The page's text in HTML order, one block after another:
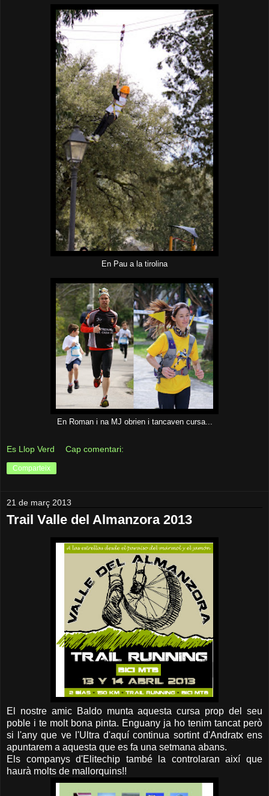
En Pau a la tirolina
En Roman i na MJ obrien i tancaven cursa...
Es Llop Verd Cap comentari:
Comparteix
21 de març 2013
Trail Valle del Almanzora 2013
El nostre amic Baldo munta aquesta cursa prop del seu
poble i te molt bona pinta. Enguany ja ho tenim tancat però
si l'any que ve l'Ultra d'aquí continua sortint d'Andratx ens
apuntarem a aquesta que es fa una setmana abans.
Els companys d'Elitechip també la controlaran així que
haurà molts de mallorquins!!